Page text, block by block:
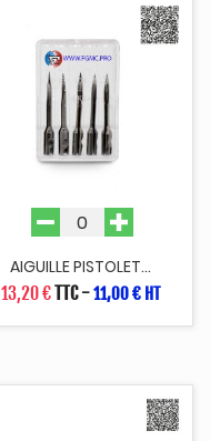
AIGUILLE PISTOLET...
13,20 €TTC-11,00 € HT